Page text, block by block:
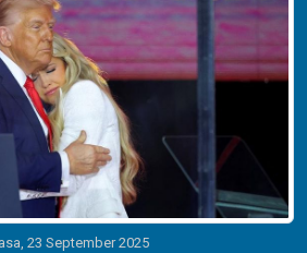
23 September 2025